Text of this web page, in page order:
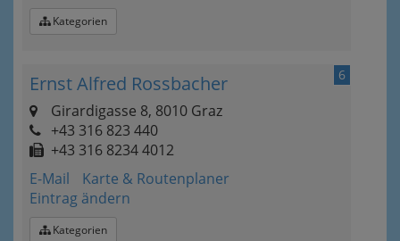
Kategorien
6
Ernst Alfred Rossbacher
Girardigasse 8, 8010 Graz
+43 316 823 440
+43 316 8234 4012
E-Mail
Karte & Routenplaner
Eintrag ändern
Kategorien